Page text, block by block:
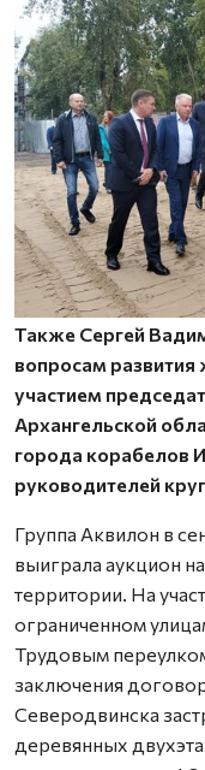
Также Сергей
вопросам развития
участием
Архангельской
города корабелов
руководителей
Группа Аквилон в
выиграла аукцион
территории. На
ограниченном
Трудовым
заключения
Северодвинска
деревянных